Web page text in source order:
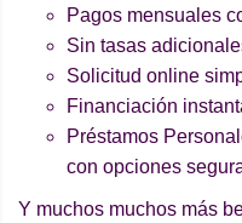
Pagos mensuales
Sin tasas
Solicitud online
Financiación
Préstamos
con opciones
Y muchos muchos más